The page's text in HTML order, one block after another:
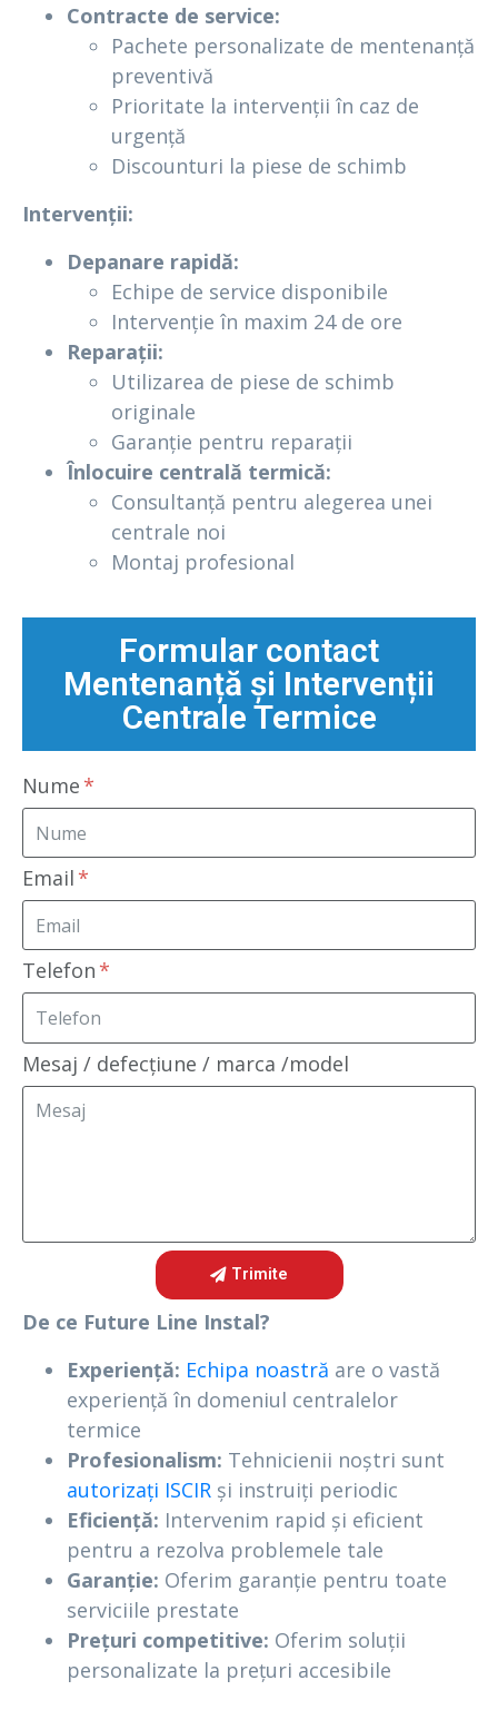
Contracte de service:
Pachete personalizate de mentenanță
preventivă
Prioritate la intervenții în caz de
urgență
Discounturi la piese de schimb
Intervenții:
Depanare rapidă:
Echipe de service disponibile
Intervenție în maxim 24 de ore
Reparații:
Utilizarea de piese de schimb
originale
Garanție pentru reparații
Înlocuire centrală termică:
Consultanță pentru alegerea unei
centrale noi
Montaj profesional
Formular contact
Mentenanță și Intervenții
Centrale Termice
Nume
Email
Telefon
Mesaj / defecțiune / marca /model
Trimite
De ce Future Line Instal?
Experiență: Echipa noastră are o vastă
experiență în domeniul centralelor
termice
Profesionalism: Tehnicienii noștri sunt
autorizați ISCIR și instruiți periodic
Eficiență: Intervenim rapid și eficient
pentru a rezolva problemele tale
Garanție: Oferim garanție pentru toate
serviciile prestate
Prețuri competitive: Oferim soluții
personalizate la prețuri accesibile